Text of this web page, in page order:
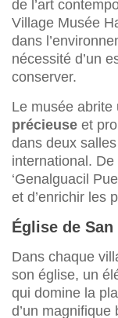
de l’art
Village Musée
dans
nécessité d’un
conserver.
Le musée abrite
précieuse et
dans deux
international.
‘Genalguacil
et d’enrichir les
Église de
Dans chaque
son église, un
qui domine la
d’un